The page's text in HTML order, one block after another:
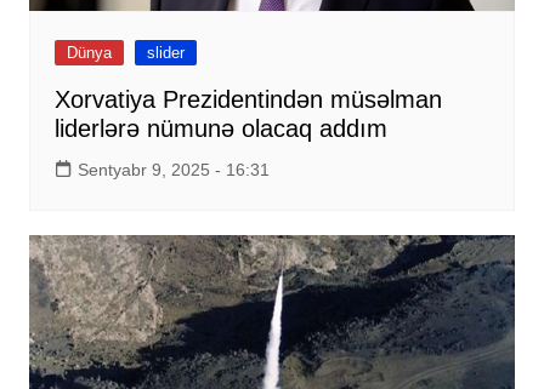
Dünya slider
Xorvatiya Prezidentindən müsəlman
liderlərə nümunə olacaq addım
Sentyabr 9, 2025 - 16:31